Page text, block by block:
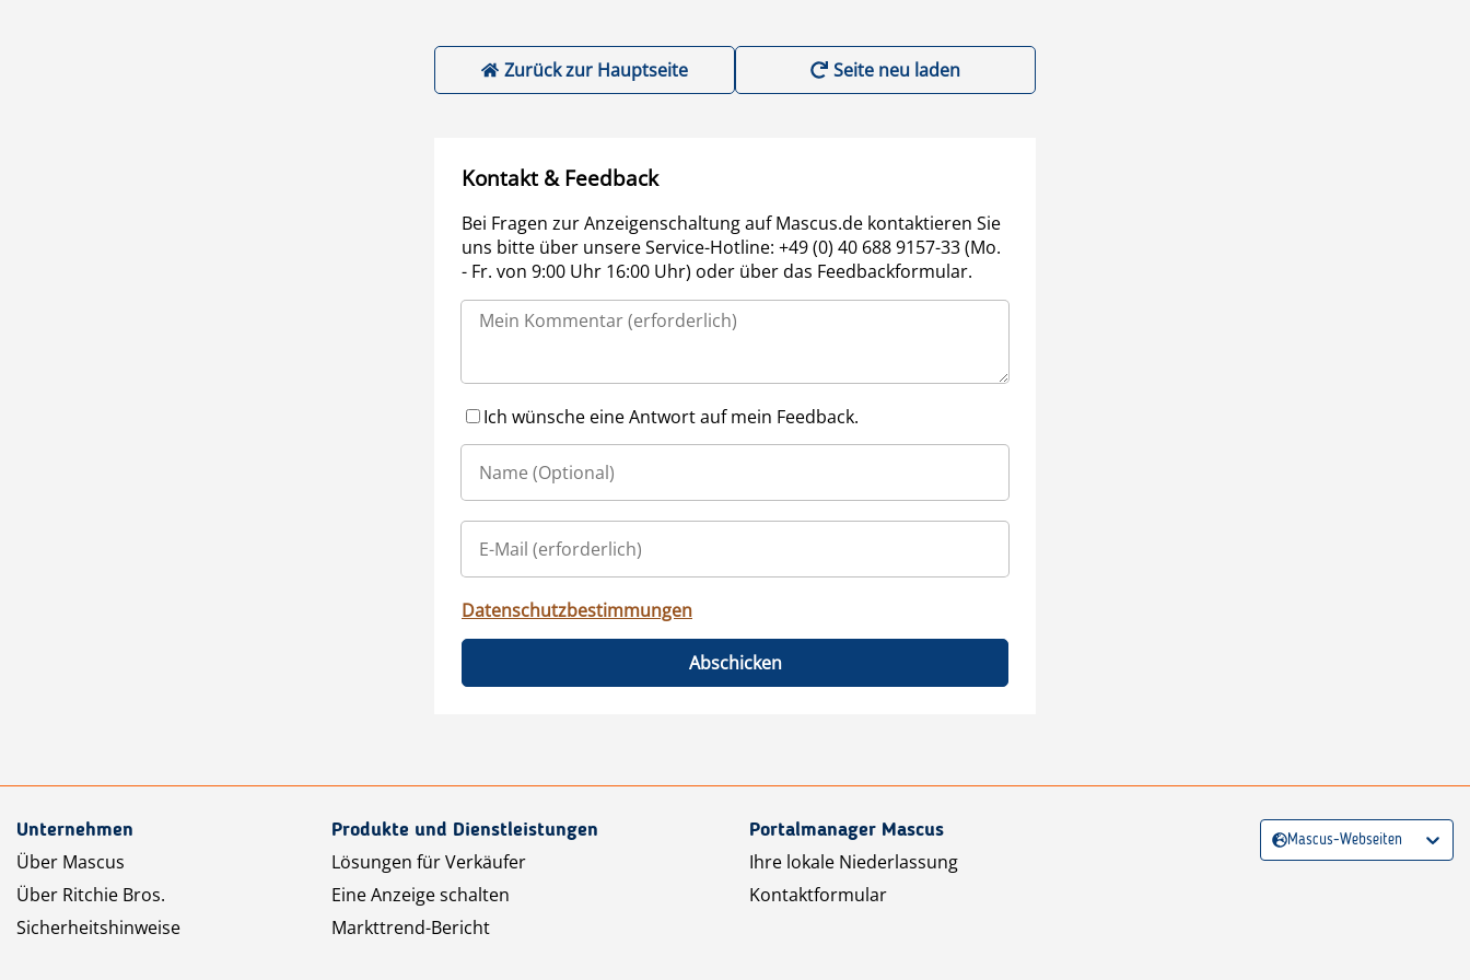
Zurück zur Hauptseite Seite neu laden
Kontakt & Feedback
Bei Fragen zur Anzeigenschaltung auf Mascus.de kontaktieren Sie
uns bitte über unsere Service-Hotline: +49 (0) 40 688 9157-33 (Mo.
- Fr. von 9:00 Uhr 16:00 Uhr) oder über das Feedbackformular.
Ich wünsche eine Antwort auf mein Feedback.
Datenschutzbestimmungen
Abschicken
Unternehmen
Über Mascus
Über Ritchie Bros.
Sicherheitshinweise
Produkte und Dienstleistungen
Lösungen für Verkäufer
Eine Anzeige schalten
Markttrend-Bericht
Portalmanager Mascus
Ihre lokale Niederlassung
Kontaktformular
Mascus-Webseiten